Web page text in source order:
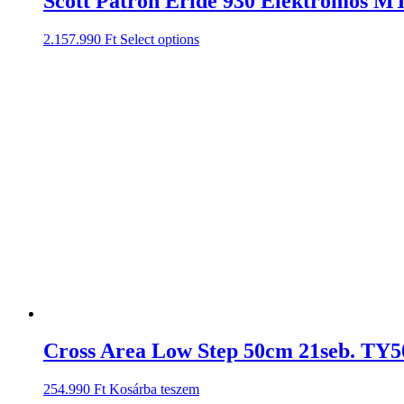
2.157.990 Ft Select options
Cross Area Low Step 50cm 21seb.
254.990 Ft Kosárba teszem